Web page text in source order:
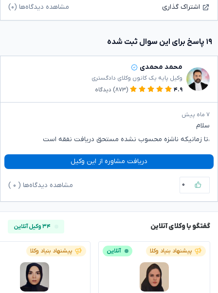
اشتراک گذاری مشاهده دیدگاه‌ها (۰)
۱۹ پاسخ برای این سوال ثبت شده
محمد محمدی
وکیل پایه یک کانون وکلای دادگستری
۴.۹
(۸۷۳) دیدگاه
۷ ماه پیش
سلام
،تا زمانیکه ناشزه محسوب نشده مستحق دریافت نفقه است
دریافت مشاوره از این وکیل
۰ مشاهده دیدگاه‌ها ( ۰
گفتگو با وکلای آنلاین ۳۴ وکیل آنلاین
پیشنهاد بنیاد وکلا آنلاین پیشنهاد بنیاد وکلا